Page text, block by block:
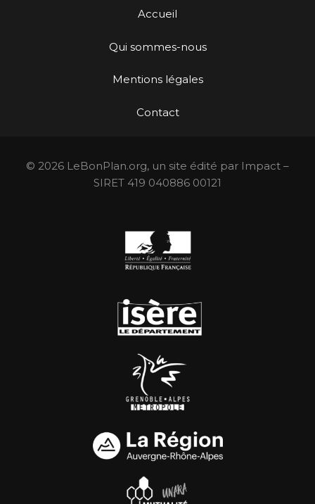
Accueil
Qui sommes-nous
Mentions légales
Contact
© 2026 LeBonPlan.org, un site édité par Impact –
SIRET 419 040886 00121